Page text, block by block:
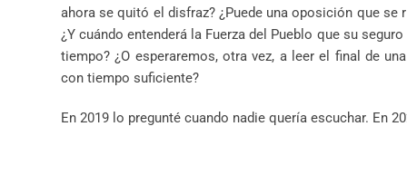
ahora se quitó el disfraz? ¿Puede una oposición que
¿Y cuándo entenderá la Fuerza del Pueblo que su
tiempo? ¿O esperaremos, otra vez, a leer el final de
con tiempo suficiente?
En 2019 lo pregunté cuando nadie quería escuchar. En